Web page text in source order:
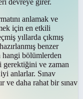
anlamak ve
için en etkili
yıllarda çıkmış
benzer
hangi bölümlerden
gerektiğini ve zaman
anlarlar. Sınav
ve daha rahat bir sınav